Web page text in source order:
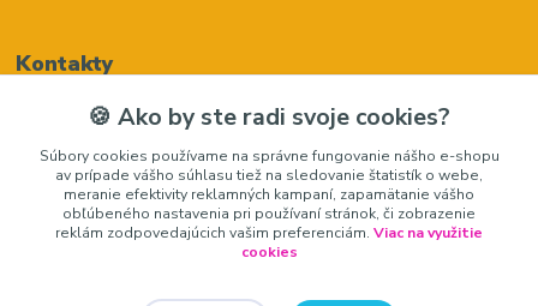
Kontakty
+421948050205
(Po-Pia, 8-16 hod.)
zariadeniedosalonu@gmail.com
🍪 Ako by ste radi svoje cookies?
Súbory cookies používame na správne fungovanie nášho e-shopu
av prípade vášho súhlasu tiež na sledovanie štatistík o webe,
meranie efektivity reklamných kampaní, zapamätanie vášho
obľúbeného nastavenia pri používaní stránok, či zobrazenie
reklám zodpovedajúcich vašim preferenciám. Viac na využitie
cookies